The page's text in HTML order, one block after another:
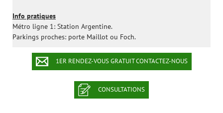
Info pratiques
Métro ligne 1: Station Argentine.
Parkings proches: porte Maillot ou Foch.
1ER RENDEZ-VOUS GRATUIT CONTACTEZ-NOUS
CONSULTATIONS